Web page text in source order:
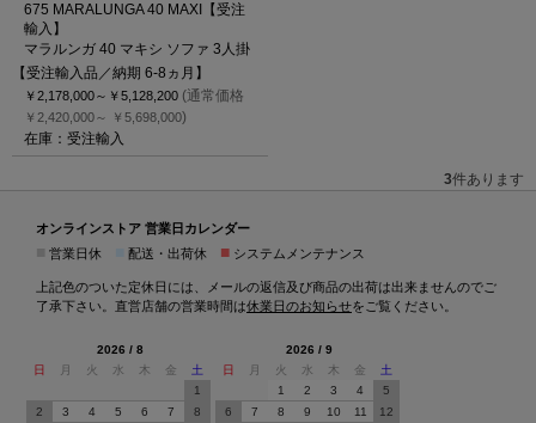
675 MARALUNGA 40 MAXI【受注
輸入】
マラルンガ 40 マキシ ソファ 3人掛
【受注輸入品／納期 6-8ヵ月】
￥2,178,000～ ￥5,128,200 (通常価格
￥2,420,000～ ￥5,698,000)
在庫：受注輸入
3件あります
オンラインストア 営業日カレンダー
営業日休 配送・出荷休 ■ システムメンテナンス
上記色のついた定休日には、メールの返信及び商品の出荷は出来ませんのでご
了承下さい。直営店舗の営業時間は休業日のお知らせをご覧ください。
2026 / 8
日
月 火 水 木 金
土
1
2
3 4 5 6 7
8
2026 / 9
日
月 火 水 木 金
土
1
2 3 4
5
6
7 8 9 10 11
12